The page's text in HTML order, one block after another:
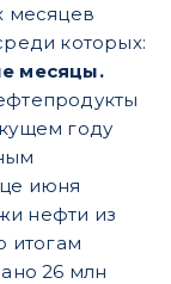
месяцев
которых:
месяцы.
году
июня
нефти из
итогам
26 млн